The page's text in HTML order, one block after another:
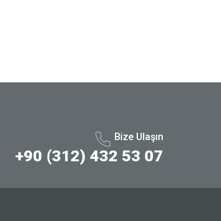
Bize Ulaşın
+90 (312) 432 53 07